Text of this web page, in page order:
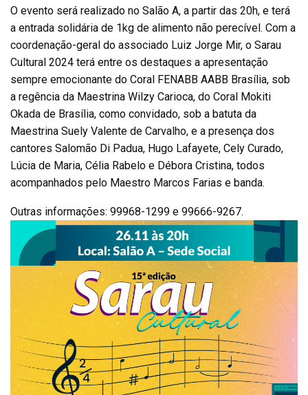
O evento será realizado no Salão A, a partir das 20h, e terá
a entrada solidária de 1kg de alimento não perecível. Com a
coordenação-geral do associado Luiz Jorge Mir, o Sarau
Cultural 2024 terá entre os destaques a apresentação
sempre emocionante do Coral FENABB AABB Brasília, sob
a regência da Maestrina Wilzy Carioca, do Coral Mokiti
Okada de Brasília, como convidado, sob a batuta da
Maestrina Suely Valente de Carvalho, e a presença dos
cantores Salomão Di Padua, Hugo Lafayete, Cely Curado,
Lúcia de Maria, Célia Rabelo e Débora Cristina, todos
acompanhados pelo Maestro Marcos Farias e banda.
Outras informações: 99968-1299 e 99666-9267.